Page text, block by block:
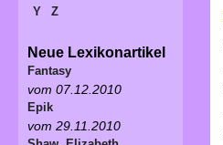
Y
Z
Neue Lexikonartikel
Fantasy
vom 07.12.2010
Epik
vom 29.11.2010